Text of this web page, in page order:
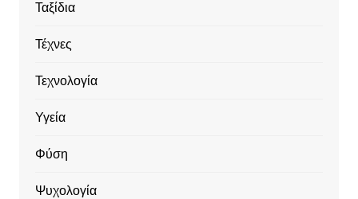
Ταξίδια
Τέχνες
Τεχνολογία
Υγεία
Φύση
Ψυχολογία